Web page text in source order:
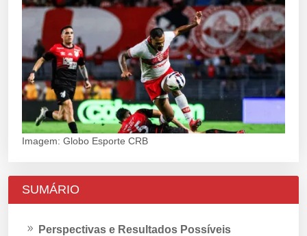
Imagem: Globo Esporte CRB
SUMÁRIO
Perspectivas e Resultados Possíveis